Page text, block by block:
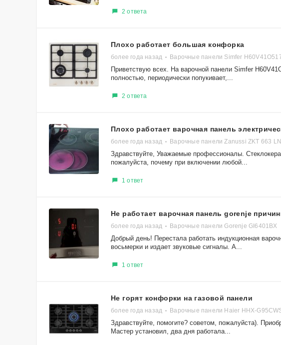
2 ответа
Плохо работает большая конфорка
более года назад Варочные панели Simfer
Приветствую всех. На варочной панели Simfer
полностью, периодически попукивает,...
2 ответа
Плохо работает варочная панель
более года назад Варочные панели Zanussi ZKT 663 LN
Здравствуйте, Уважаемые профессионалы.
пожалуйста, почему при включении любой...
1 ответ
Не работает варочная панель gorenje
более года назад Варочные панели Gorenje GI6401BX
Добрый день! Перестала работать индукционная
восьмерки и издает звуковые сигналы. А...
1 ответ
Не горят конфорки на газовой панели
более года назад Варочные панели Haier HHX-
Здравствуйте, помогите? советом, пожалуйста).
Мастер установил, два дня работала...